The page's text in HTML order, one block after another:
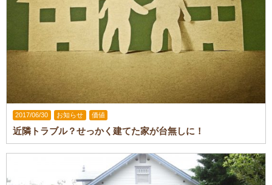
2017/06/30 お知らせ 価値
近隣トラブル？せっかく建てた家が台無しに！